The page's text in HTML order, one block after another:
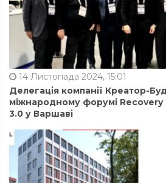
14 Листопада 2024, 15:01
Делегація компанії Креатор-
міжнародному форумі
3.0 у Варшаві